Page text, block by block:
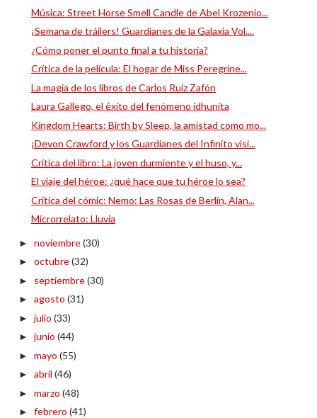
Música: Street Horse Smell Candle de Abel Krozenio...
¡Semana de tráilers! Guardianes de la Galaxia Vol....
¿Cómo poner el punto final a tu historia?
Crítica de la película: El hogar de Miss Peregrine...
La magia de los libros de Carlos Ruiz Zafón
Laura Gallego, el éxito del fenómeno idhunita
Kingdom Hearts: Birth by Sleep, la amistad como mo...
¡Devon Crawford y los Guardianes del Infinito visi...
Crítica del libro: La joven durmiente y el huso, y...
El viaje del héroe: ¿qué hace que tu héroe lo sea?
Crítica del cómic: Nemo: Las Rosas de Berlín, Alan...
Microrrelato: Lluvia
► noviembre(30)
► octubre(32)
► septiembre(30)
► agosto (31)
► julio (33)
► junio (44)
► mayo (55)
► abril (46)
► marzo (48)
► febrero (41)